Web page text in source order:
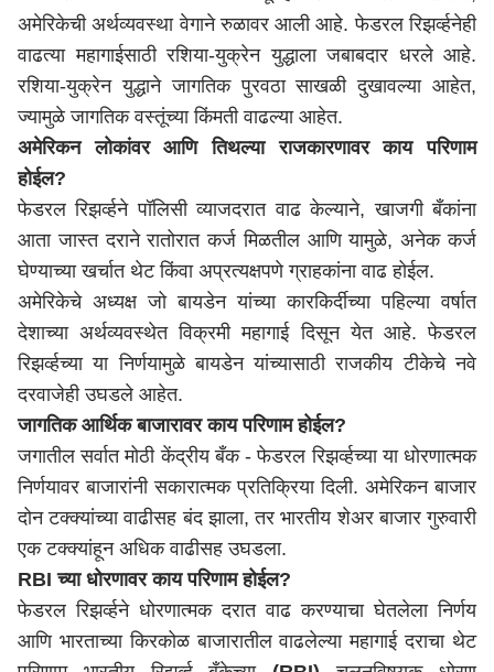
अमेरिकेची अर्थव्यवस्था वेगाने रुळावर आली आहे. फेडरल रिझर्व्हनेही
वाढत्या महागाईसाठी रशिया-युक्रेन युद्धाला जबाबदार धरले आहे.
रशिया-युक्रेन युद्धाने जागतिक पुरवठा साखळी दुखावल्या आहेत,
ज्यामुळे जागतिक वस्तूंच्या किंमती वाढल्या आहेत.
अमेरिकन लोकांवर आणि तिथल्या राजकारणावर काय परिणाम
होईल?
फेडरल रिझर्व्हने पॉलिसी व्याजदरात वाढ केल्याने, खाजगी बँकांना
आता जास्त दराने रातोरात कर्ज मिळतील आणि यामुळे, अनेक कर्ज
घेण्याच्या खर्चात थेट किंवा अप्रत्यक्षपणे ग्राहकांना वाढ होईल.
अमेरिकेचे अध्यक्ष जो बायडेन यांच्या कारकिर्दीच्या पहिल्या वर्षात
देशाच्या अर्थव्यवस्थेत विक्रमी महागाई दिसून येत आहे. फेडरल
रिझर्व्हच्या या निर्णयामुळे बायडेन यांच्यासाठी राजकीय टीकेचे नवे
दरवाजेही उघडले आहेत.
जागतिक आर्थिक बाजारावर काय परिणाम होईल?
जगातील सर्वात मोठी केंद्रीय बँक - फेडरल रिझर्व्हच्या या धोरणात्मक
निर्णयावर बाजारांनी सकारात्मक प्रतिक्रिया दिली. अमेरिकन बाजार
दोन टक्क्यांच्या वाढीसह बंद झाला, तर भारतीय शेअर बाजार गुरुवारी
एक टक्क्यांहून अधिक वाढीसह उघडला.
RBI च्या धोरणावर काय परिणाम होईल?
फेडरल रिझर्व्हने धोरणात्मक दरात वाढ करण्याचा घेतलेला निर्णय
आणि भारताच्या किरकोळ बाजारातील वाढलेल्या महागाई दराचा थेट